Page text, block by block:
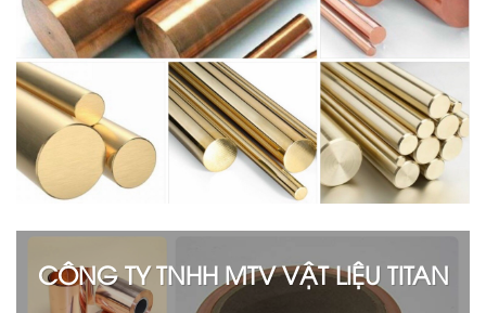
CÔNG TY TNHH MTV VẬT LIỆU TITAN